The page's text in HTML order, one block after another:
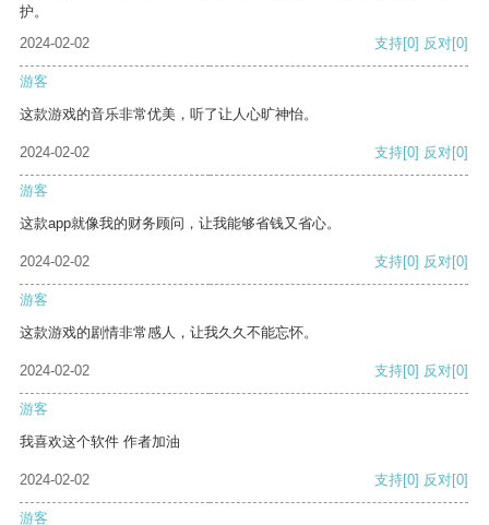
护。
2024-02-02
支持[0] 反对[0]
游客
这款游戏的音乐非常优美，听了让人心旷神怡。
2024-02-02 支持[0] 反对[0]
游客
这款app就像我的财务顾问，让我能够省钱又省心。
2024-02-02 支持[0] 反对[0]
游客
这款游戏的剧情非常感人，让我久久不能忘怀。
2024-02-02 支持[0] 反对[0]
游客
我喜欢这个软件 作者加油
2024-02-02 支持[0] 反对[0]
游客